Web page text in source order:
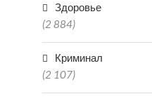
Здоровье
(2 884)
Криминал
(2 107)